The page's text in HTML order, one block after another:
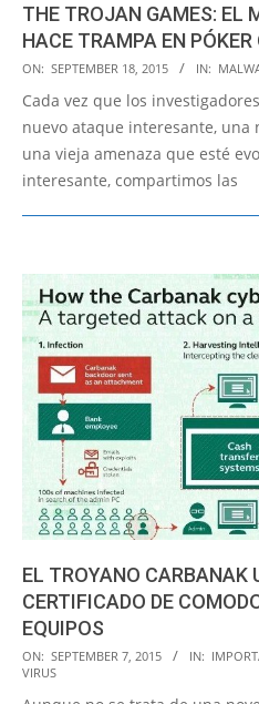
THE TROJAN GAMES: EL
HACE TRAMPA EN PÓKER
2015-
09-
18
ON: SEPTEMBER 18, 2015 IN:
Cada vez que los
nuevo ataque interesante, una
una vieja amenaza que esté
interesante, compartimos las
EL TROYANO CARBANAK
CERTIFICADO DE
EQUIPOS
2015-
09-
ON: SEPTEMBER 7, 2015 IN:
VIRUS